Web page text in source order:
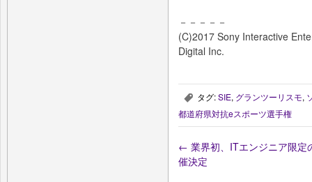
－－－－－
(C)2017 Sony Interactive
Digital Inc.
, タグ:SIE, グランツーリスモ,
都道府県対抗eスポーツ選手権
← 業界初、ITエンジニア限
催決定